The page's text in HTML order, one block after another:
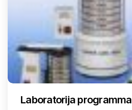
Laboratorija programma